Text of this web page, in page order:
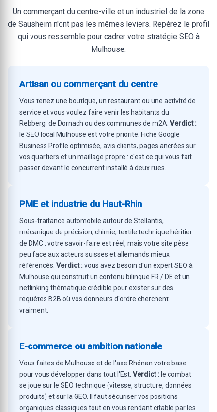
Un commerçant du centre-ville et un industriel de la zone
de Sausheim n'ont pas les mêmes leviers. Repérez le profil
qui vous ressemble pour cadrer votre stratégie SEO à
Mulhouse.
Artisan ou commerçant du centre
Vous tenez une boutique, un restaurant ou une activité de
service et vous voulez faire venir les habitants du
Rebberg, de Dornach ou des communes de m2A. Verdict :
le SEO local Mulhouse est votre priorité. Fiche Google
Business Profile optimisée, avis clients, pages ancrées sur
vos quartiers et un maillage propre : c'est ce qui vous fait
passer devant le concurrent installé à deux rues.
PME et industrie du Haut-Rhin
Sous-traitance automobile autour de Stellantis,
mécanique de précision, chimie, textile technique héritier
de DMC : votre savoir-faire est réel, mais votre site pèse
peu face aux acteurs suisses et allemands mieux
référencés. Verdict :vous avez besoin d'un expert SEO à
Mulhouse qui construit un contenu bilingue FR / DE et un
netlinking thématique crédible pour exister sur des
requêtes B2B où vos donneurs d'ordre cherchent
vraiment.
E-commerce ou ambition nationale
Vous faites de Mulhouse et de l'axe Rhénan votre base
pour vous développer dans tout l'Est. Verdict : le combat
se joue sur le SEO technique (vitesse, structure, données
produits) et sur la GEO. Il faut sécuriser vos positions
organiques classiques tout en vous rendant citable par les